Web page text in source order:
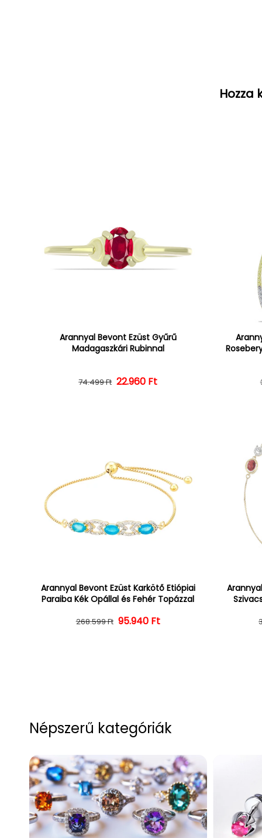
Hozza
Arannyal Bevont Ezüst Gyűrű
Madagaszkári Rubinnal
Normál ár
74.499 Ft Kedvezményes ár
22.960 Ft
Arannyal Bevont Ezüst Karkötő Etiópiai
Paraiba Kék Opállal és Fehér Topázzal
Normál ár
268.599 Ft Kedvezményes ár
95.940 Ft
Népszerű kategóriák